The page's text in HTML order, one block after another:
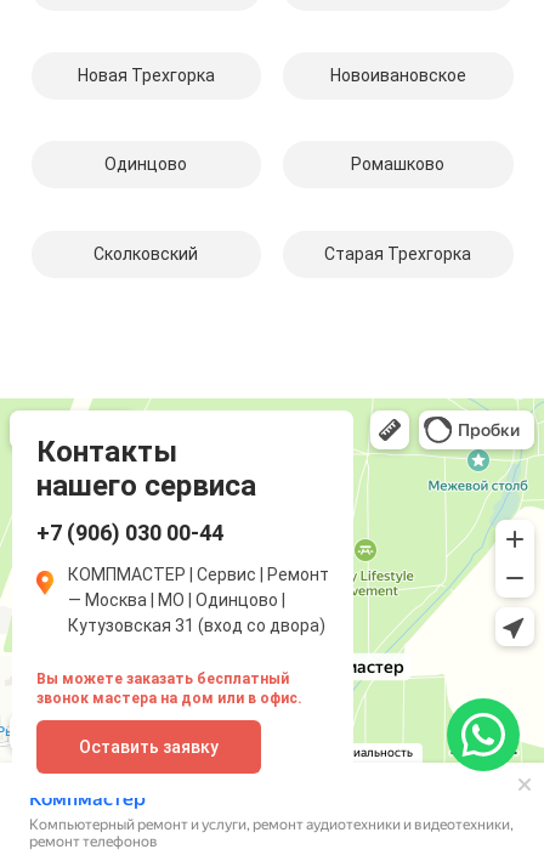
Новая Трехгорка Новоивановское
Одинцово Ромашково
Сколковский Старая Трехгорка
Контакты
нашего сервиса
+7 (906) 030 00-44
КОМПМАСТЕР | Сервис | Ремонт
— Москва | МО | Одинцово |
Кутузовская 31 (вход со двора)
Вы можете заказать бесплатный
звонок мастера на дом или в офис.
Оставить заявку
Компмастер
Ремонт аудиотехники и видеотехники в Одинцово